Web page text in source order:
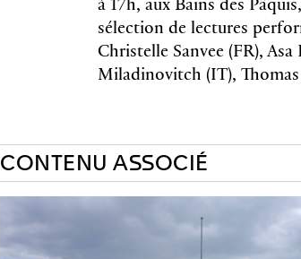
sélection de lectures
Christelle Sanvee (FR),
Miladinovitch (IT),
CONTENU ASSOCIÉ